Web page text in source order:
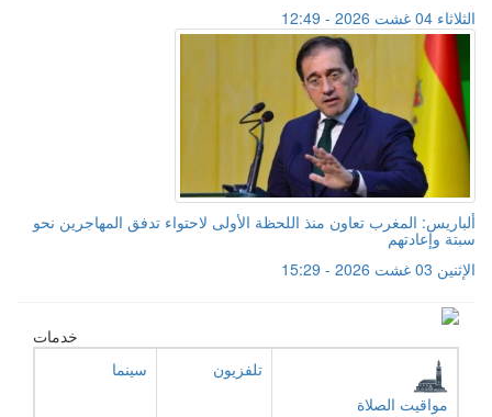
الثلاثاء 04 غشت 2026 - 12:49
ألباريس: المغرب تعاون منذ اللحظة الأولى لاحتواء تدفق المهاجرين نحو
سبتة وإعادتهم
الإثنين 03 غشت 2026 - 15:29
خدمات
مواقيت الصلاة
تلفزيون سينما